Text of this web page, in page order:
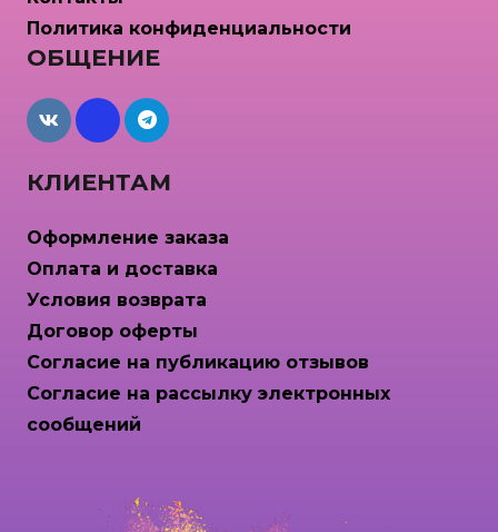
КЛИЕНТАМ
Оформление заказа
Оплата и доставка
Условия возврата
Договор оферты
Согласие на публикацию отзывов
Согласие на рассылку электронных
сообщений
ОБЩЕНИЕ
maxcdn
Политика конфиденциальности